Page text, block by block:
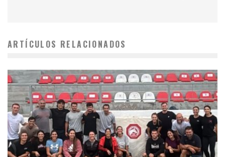
ARTÍCULOS RELACIONADOS